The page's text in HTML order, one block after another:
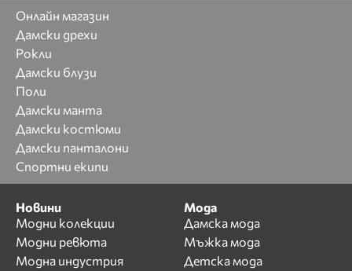
Онлайн магазин
Дамски дрехи
Рокли
Дамски блузи
Поли
Дамски манта
Дамски костюми
Дамски панталони
Спортни екипи
Новини
Модни колекции
Модни ревюта
Модна индустрия
Мода
Дамска мода
Мъжка мода
Детска мода